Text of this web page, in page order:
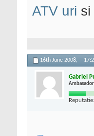
ATV uri
16th June 2008,
Gabriel
Ambasador
Reputatie: